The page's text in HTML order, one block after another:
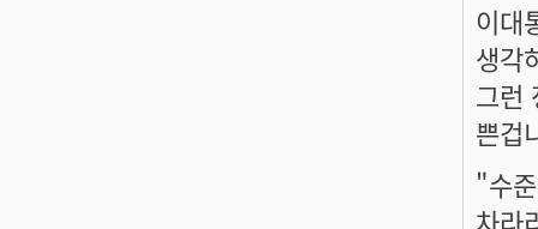
이대
생각
그런
쁜겁
"수
차라